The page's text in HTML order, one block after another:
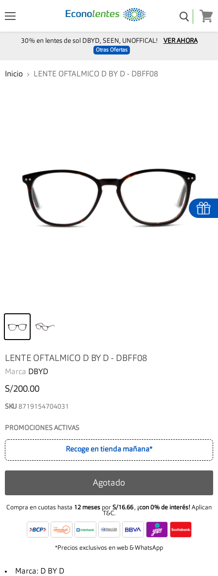
30% en lentes de sol DBYD, SEEN, UNOFFICAL! VER AHORA
Otras Ofertas
Inicio LENTE OFTALMICO D BY D - DBFF08
LENTE OFTALMICO D BY D - DBFF08
Marca DBYD
S/200.00
SKU 8719154704031
PROMOCIONES ACTIVAS
Recoge en tienda mañana*
Agotado
Compra en cuotas hasta 12 meses por S/16.66 , ¡con 0% de interés! Aplican
T&C.
*Precios exclusivos en web & WhatsApp
Marca: D BY D